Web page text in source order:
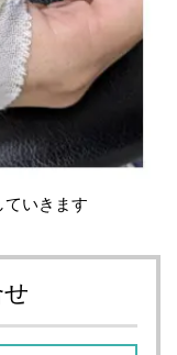
ていきます